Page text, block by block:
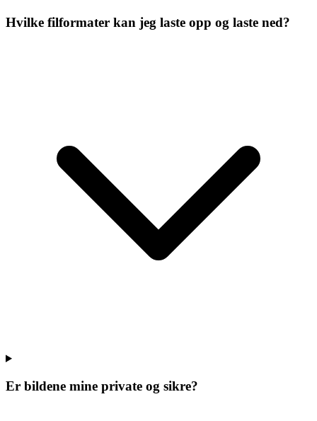
Hvilke filformater kan jeg laste opp og laste ned?
Er bildene mine private og sikre?